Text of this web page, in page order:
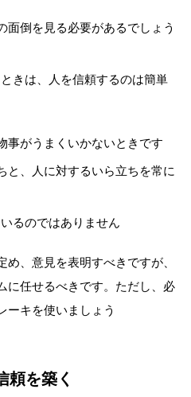
面倒を見る必要があるでしょう
きは、人を信頼するのは簡単
事がうまくいかないときです
と、人に対するいら立ちを常に
るのではありません
、意見を表明すべきですが、
に任せるべきです。ただし、必
ーキを使いましょう
頼を築く